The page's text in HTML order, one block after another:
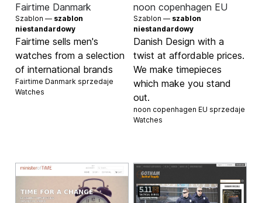
Fairtime Danmark
Szablon — szablon
niestandardowy
Fairtime sells men's
watches from a selection
of international brands
Fairtime Danmark sprzedaje
Watches
noon copenhagen EU
Szablon — szablon
niestandardowy
Danish Design with a
twist at affordable prices.
We make timepieces
which make you stand
out.
noon copenhagen EU sprzedaje
Watches